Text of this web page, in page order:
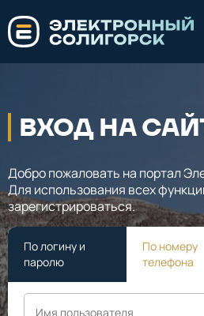
ВХОД НА
Добро пожаловать на портал
Для использования всех
зарегистрироваться.
По логину и
паролю
По номеру
телефона